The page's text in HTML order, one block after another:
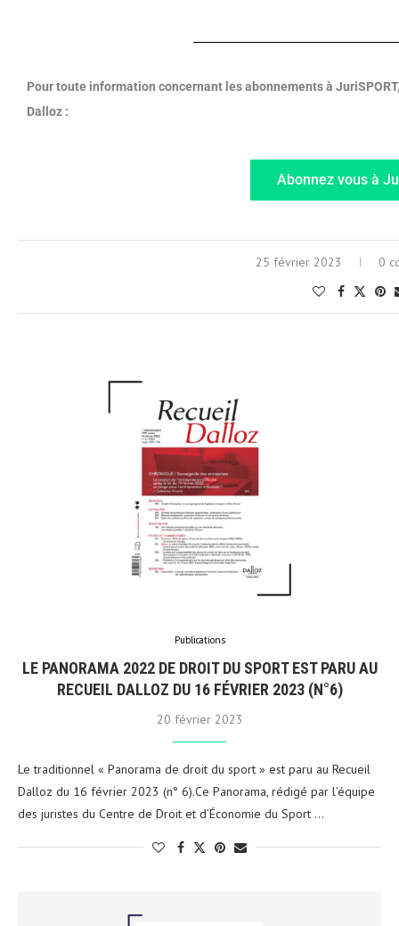
Pour toute information concernant les abonnements à
Dalloz :
Abonnez vous à
25 février 2023 0
Publications
LE PANORAMA 2022 DE DROIT DU SPORT EST PARU AU
RECUEIL DALLOZ DU 16 FÉVRIER 2023 (N°6)
20 février 2023
Le traditionnel « Panorama de droit du sport » est paru au Recueil
Dalloz du 16 février 2023 (n° 6).Ce Panorama, rédigé par l’équipe
des juristes du Centre de Droit et d’Économie du Sport …